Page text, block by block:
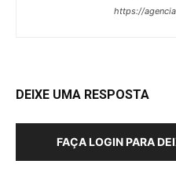
https://
DEIXE UMA RESPOSTA
FAÇA LOGIN PARA